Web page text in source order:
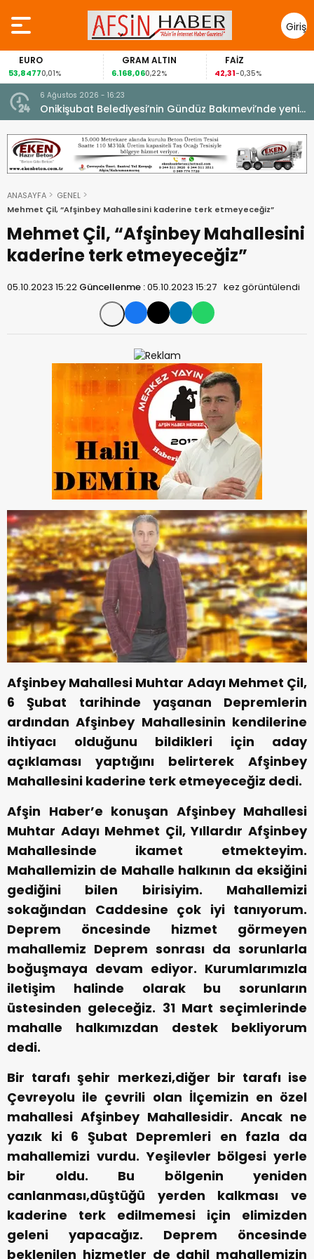
Giriş
Yap
EURO
53,84770,01%
GRAM ALTIN
6.168,060,22%
FAİZ
42,31-0,35%
6 Ağustos 2026 - 16:23
Onikişubat Belediyesi’nin Gündüz Bakımevi’nde yeni
dönemin ön kayıtları başladı.
ANASAYFA
GENEL
Mehmet Çil, “Afşinbey Mahallesini kaderine terk etmeyeceğiz”
Mehmet Çil, “Afşinbey Mahallesini
kaderine terk etmeyeceğiz”
05.10.2023 15:22 Güncellenme :05.10.2023 15:27 kez görüntülendi
Afşinbey Mahallesi Muhtar Adayı Mehmet Çil,
6 Şubat tarihinde yaşanan Depremlerin
ardından Afşinbey Mahallesinin kendilerine
ihtiyacı olduğunu bildikleri için aday
açıklaması yaptığını belirterek Afşinbey
Mahallesini kaderine terk etmeyeceğiz dedi.
Afşin Haber’e konuşan Afşinbey Mahallesi
Muhtar Adayı Mehmet Çil, Yıllardır Afşinbey
Mahallesinde ikamet etmekteyim.
Mahallemizin de Mahalle halkının da eksiğini
gediğini bilen birisiyim. Mahallemizi
sokağından Caddesine çok iyi tanıyorum.
Deprem öncesinde hizmet görmeyen
mahallemiz Deprem sonrası da sorunlarla
boğuşmaya devam ediyor. Kurumlarımızla
iletişim halinde olarak bu sorunların
üstesinden geleceğiz. 31 Mart seçimlerinde
mahalle halkımızdan destek bekliyorum
dedi.
Bir tarafı şehir merkezi,diğer bir tarafı ise
Çevreyolu ile çevrili olan İlçemizin en özel
mahallesi Afşinbey Mahallesidir. Ancak ne
yazık ki 6 Şubat Depremleri en fazla da
mahallemizi vurdu. Yeşilevler bölgesi yerle
bir oldu. Bu bölgenin yeniden
canlanması,düştüğü yerden kalkması ve
kaderine terk edilmemesi için elimizden
geleni yapacağız. Deprem öncesinde
beklenilen hizmetler de dahil mahallemizin